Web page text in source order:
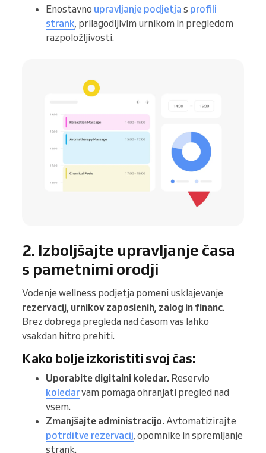
Enostavno upravljanje podjetja s profili
strank, prilagodljivim urnikom in pregledom
razpoložljivosti.
2. Izboljšajte upravljanje časa
s pametnimi orodji
Vodenje wellness podjetja pomeni usklajevanje
rezervacij, urnikov zaposlenih, zalog in financ.
Brez dobrega pregleda nad časom vas lahko
vsakdan hitro prehiti.
Kako bolje izkoristiti svoj čas:
Uporabite digitalni koledar. Reservio
koledarvam pomaga ohranjati pregled nad
vsem.
Zmanjšajte administracijo. Avtomatizirajte
potrditve rezervacij, opomnike in spremljanje
strank.